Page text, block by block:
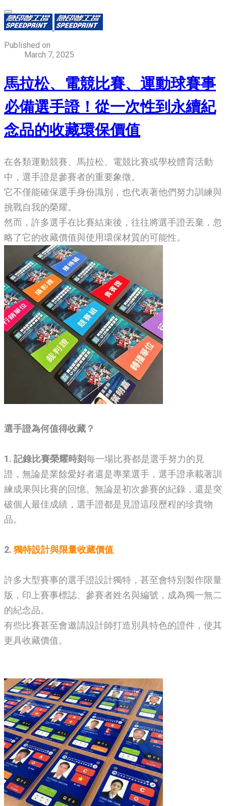
Published on
March 7, 2025
馬拉松、電競比賽、運動球賽事
必備選手證！從一次性到永續紀
念品的收藏環保價值
在各類運動競賽、馬拉松、電競比賽或學校體育活動
中，選手證是參賽者的重要象徵。
它不僅能確保選手身份識別，也代表著他們努力訓練與
挑戰自我的榮耀。
​然而，許多選手在比賽結束後，往往將選手證丟棄，忽
略了它的收藏價值與使用環保材質的可能性。
選手證為何值得收藏？
1. 記錄比賽榮耀時刻每一場比賽都是選手努力的見
證，無論是業餘愛好者還是專業選手，選手證承載著訓
練成果與比賽的回憶。無論是初次參賽的紀錄，還是突
破個人最佳成績，選手證都是見證這段歷程的珍貴物
品。
2. 獨特設計與限量收藏價值
許多大型賽事的選手證設計獨特，甚至會特別製作限量
版，印上賽事標誌、參賽者姓名與編號，成為獨一無二
的紀念品。
有些比賽甚至會邀請設計師打造別具特色的證件，使其
更具收藏價值。